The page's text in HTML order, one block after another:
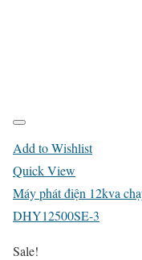
Add to Wishlist
Quick View
Máy phát điện 12kva
DHY12500SE-3
Sale!